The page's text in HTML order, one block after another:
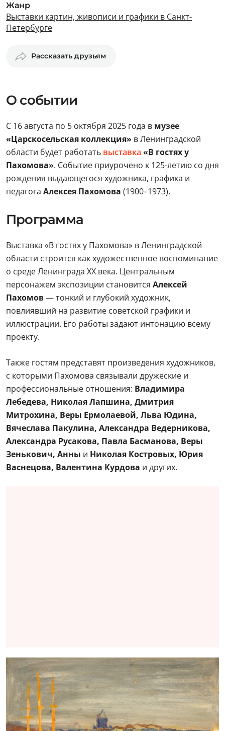
Жанр
Выставки картин, живописи и графики в Санкт-
Петербурге
Рассказать друзьям
О событии
С 16 августа по 5 октября 2025 года в музее
«Царскосельская коллекция» в Ленинградской
области будет работать выставка «В гостях у
Пахомова». Событие приурочено к 125-летию со дня
рождения выдающегося художника, графика и
педагога Алексея Пахомова (1900–1973).
Программа
Выставка «В гостях у Пахомова» в Ленинградской
области строится как художественное воспоминание
о среде Ленинграда XX века. Центральным
персонажем экспозиции становится Алексей
Пахомов— тонкий и глубокий художник,
повлиявший на развитие советской графики и
иллюстрации. Его работы задают интонацию всему
проекту.
Также гостям представят произведения художников,
с которыми Пахомова связывали дружеские и
профессиональные отношения: Владимира
Лебедева, Николая Лапшина, Дмитрия
Митрохина, Веры Ермолаевой, Льва Юдина,
Вячеслава Пакулина, Александра Ведерникова,
Александра Русакова, Павла Басманова, Веры
Зенькович, Анны и Николая Костровых, Юрия
Васнецова, Валентина Курдова и других.